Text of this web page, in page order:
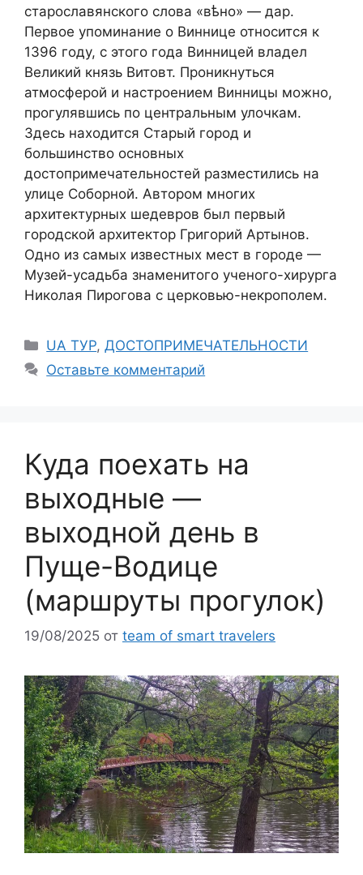
старославянского слова «вѣно» — дар.
Первое упоминание о Виннице относится к
1396 году, с этого года Винницей владел
Великий князь Витовт. Проникнуться
атмосферой и настроением Винницы можно,
прогулявшись по центральным улочкам.
Здесь находится Старый город и
большинство основных
достопримечательностей разместились на
улице Соборной. Автором многих
архитектурных шедевров был первый
городской архитектор Григорий Артынов.
Одно из самых известных мест в городе —
Музей-усадьба знаменитого ученого-хирурга
Николая Пирогова с церковью-некрополем.
Рубрики
UA ТУР,ДОСТОПРИМЕЧАТЕЛЬНОСТИ
Оставьте комментарий
Куда поехать на
выходные —
выходной день в
Пуще-Водице
(маршруты прогулок)
19/08/2025 от team of smart travelers